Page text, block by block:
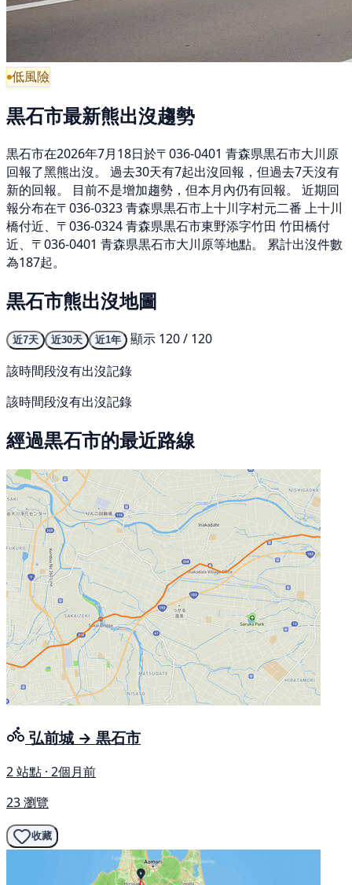
低風險
黒石市最新熊出沒趨勢
黒石市在2026年7月18日於〒036-0401 青森県黒石市大川原
回報了黑熊出沒。 過去30天有7起出沒回報，但過去7天沒有
新的回報。 目前不是增加趨勢，但本月內仍有回報。 近期回
報分布在〒036-0323 青森県黒石市上十川字村元二番 上十川
橋付近、〒036-0324 青森県黒石市東野添字竹田 竹田橋付
近、〒036-0401 青森県黒石市大川原等地點。 累計出沒件數
為187起。
黒石市熊出沒地圖
近7天 近30天 近1年
顯示 120 / 120
該時間段沒有出沒記錄
該時間段沒有出沒記錄
經過黒石市的最近路線
弘前城 → 黒石市
2 站點 · 2個月前
23 瀏覽
收藏